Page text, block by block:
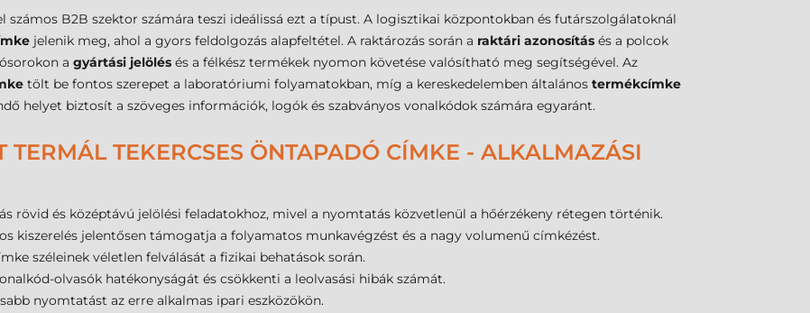
számos B2B szektor számára teszi ideálissá ezt a típust. A logisztikai központokban és futárszolgálatoknál
jelenik meg, ahol a gyors feldolgozás alapfeltétel. A raktározás során a raktári azonosítás és a polcok
a gyártási jelölés és a félkész termékek nyomon követése valósítható meg segítségével. Az
tölt be fontos szerepet a laboratóriumi folyamatokban, míg a kereskedelemben általános termékcímke
helyet biztosít a szöveges információk, logók és szabványos vonalkódok számára egyaránt.
TEKERCSES ÖNTAPADÓ CÍMKE - ALKALMAZÁSI
rövid és középtávú jelölési feladatokhoz, mivel a nyomtatás közvetlenül a hőérzékeny rétegen történik.
kiszerelés jelentősen támogatja a folyamatos munkavégzést és a nagy volumenű címkézést.
széleinek véletlen felválását a fizikai behatások során.
olvasók hatékonyságát és csökkenti a leolvasási hibák számát.
nyomtatást az erre alkalmas ipari eszközökön.